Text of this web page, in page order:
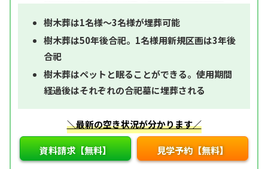
樹木葬は1名様～3名様が埋葬可能
樹木葬は50年後合祀。1名様用新規区画は3年後
合祀
樹木葬はペットと眠ることができる。使用期間
経過後はそれぞれの合祀墓に埋葬される
＼最新の空き状況が分かります／
資料請求【無料】 見学予約【無料】